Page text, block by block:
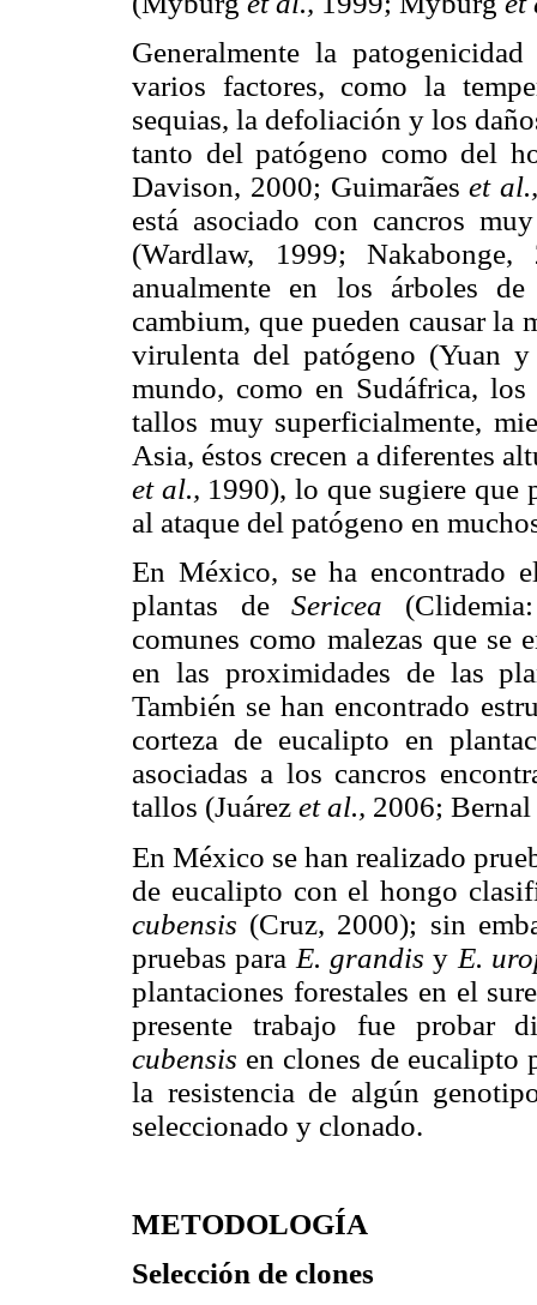
Generalmente la
varios factores, como la
sequias, la defoliación y los
tanto del patógeno como del
Davison, 2000; Guimarãeset
está asociado con cancros
(Wardlaw, 1999;
anualmente en los árboles
cambium, que pueden causar la
virulenta del patógeno (Yuan
mundo, como en Sudáfrica,
tallos muy superficialmente,
Asia, éstos crecen a diferentes
et al., 1990), lo que sugiere que
al ataque del patógeno en
En México, se ha encontrado
plantas deSericea
comunes como malezas que se
en las proximidades de las
También se han encontrado
corteza de eucalipto en
asociadas a los cancros
tallos (Juárez et al., 2006; Bernal
En México se han realizado
de eucalipto con el hongo
cubensis (Cruz, 2000); sin
pruebas para E. grandis y E.
plantaciones forestales en el
presente trabajo fue probar
cubensis en clones de eucalipto
la resistencia de algún
seleccionado y clonado.
METODOLOGÍA
Selección de clones